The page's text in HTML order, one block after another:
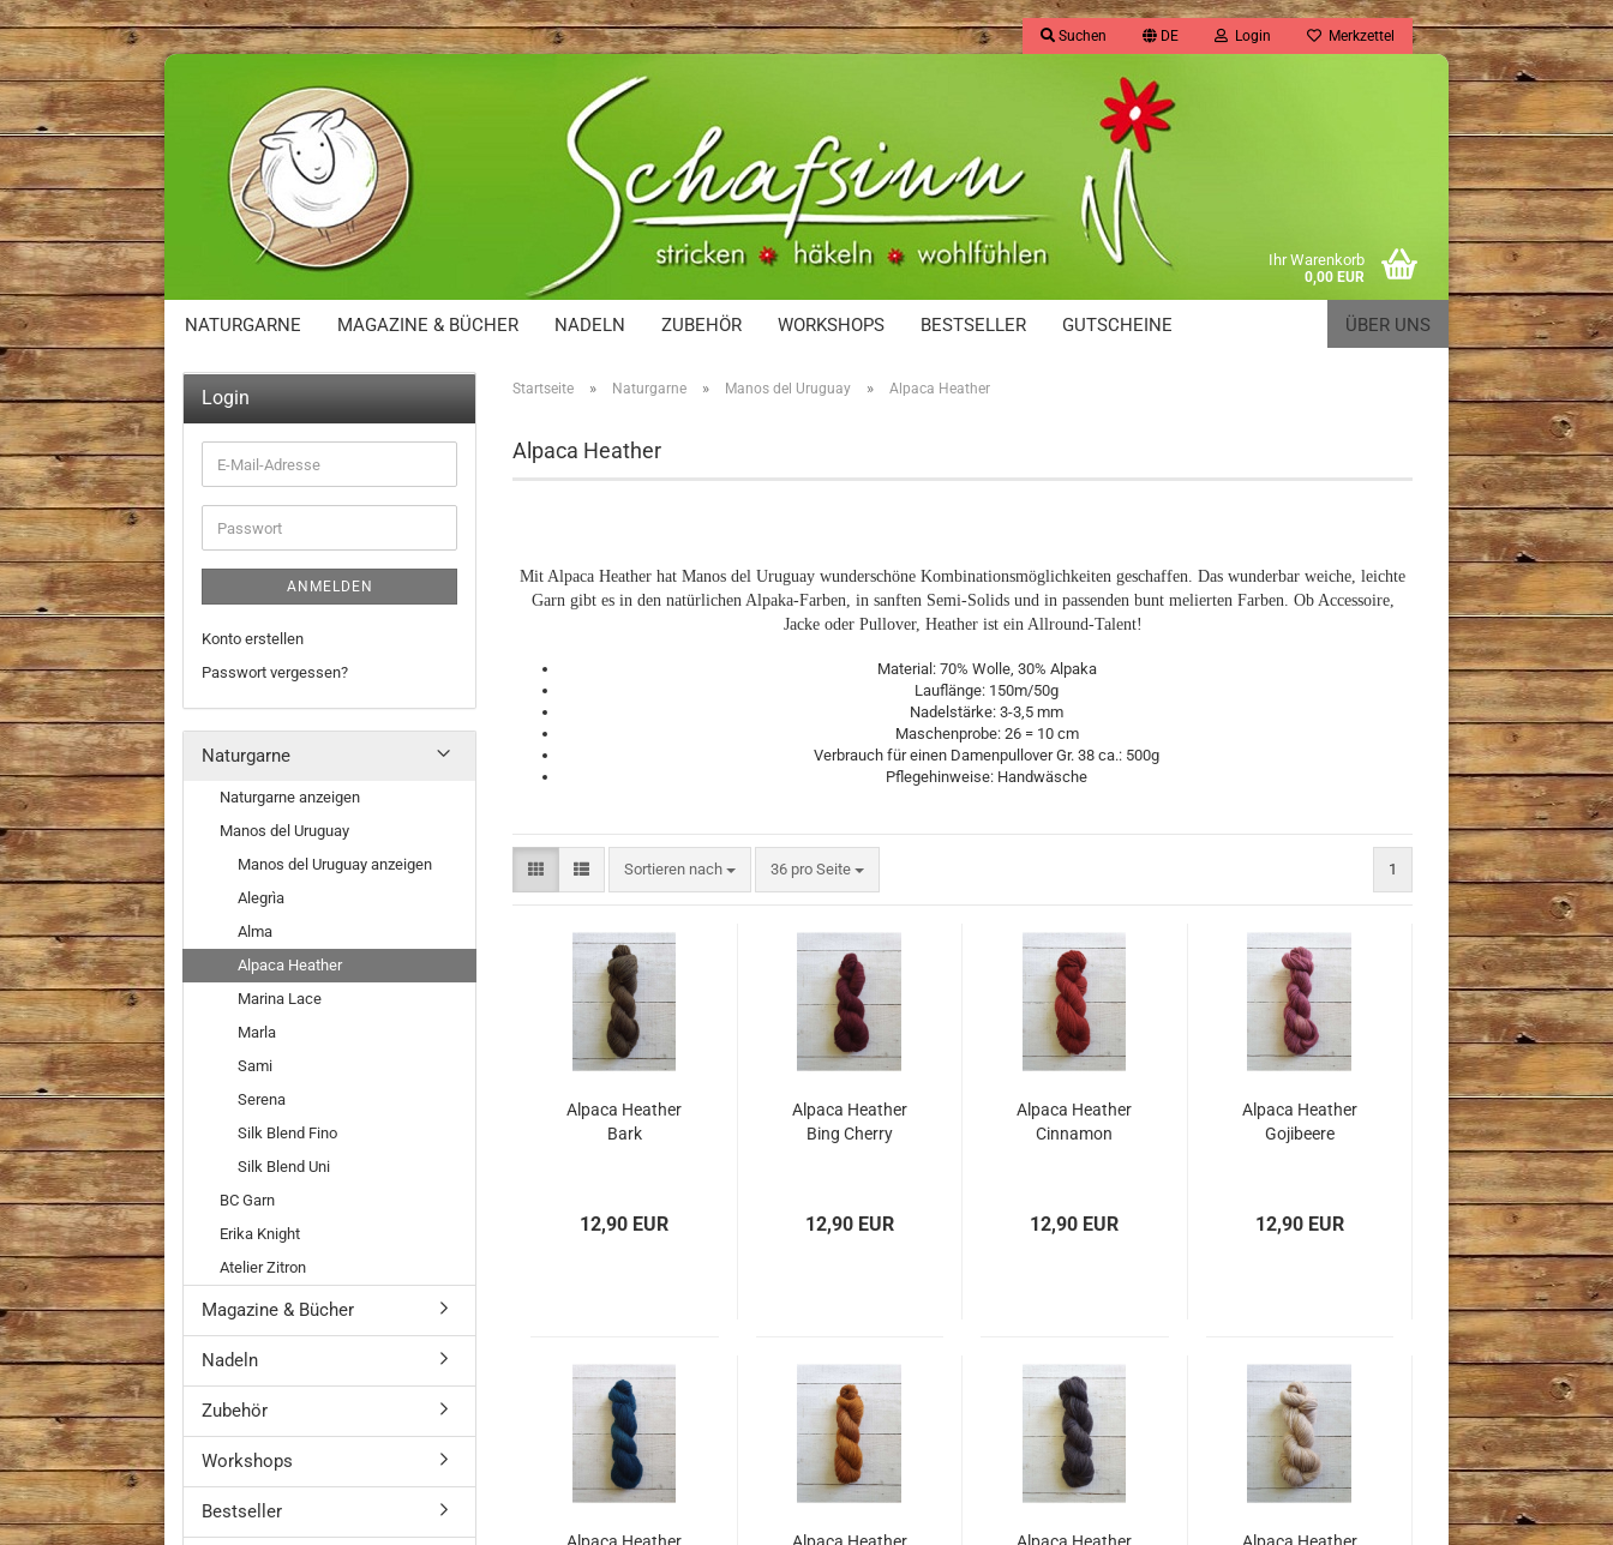
Suchen DE Login Merkzettel
Ihr Warenkorb
0,00 EUR
NATURGARNE MAGAZINE & BÜCHER NADELN ZUBEHÖR WORKSHOPS BESTSELLER GUTSCHEINE ÜBER UNS
Startseite » Naturgarne » Manos del Uruguay » Alpaca Heather
Alpaca Heather
Mit Alpaca Heather hat Manos del Uruguay wunderschöne Kombinationsmöglichkeiten geschaffen. Das wunderbar weiche, leichte
Garn gibt es in den natürlichen Alpaka-Farben, in sanften Semi-Solids und in passenden bunt melierten Farben. Ob Accessoire,
Jacke oder Pullover, Heather ist ein Allround-Talent!
Material: 70% Wolle, 30% Alpaka
Lauflänge: 150m/50g
Nadelstärke: 3-3,5 mm
Maschenprobe: 26 = 10 cm
Verbrauch für einen Damenpullover Gr. 38 ca.: 500g
Pflegehinweise: Handwäsche
Sortieren nach
Sortieren nach 36 pro Seite
pro Seite 1
Alpaca Heather
Bark
12,90 EUR
Alpaca Heather
Bing Cherry
12,90 EUR
Alpaca Heather
Cinnamon
12,90 EUR
Alpaca Heather
Gojibeere
12,90 EUR
Login
E-
Mail-
Adresse
Passwort
ANMELDEN
Konto erstellen
Passwort vergessen?
Naturgarne
Naturgarne anzeigen
Manos del Uruguay
Manos del Uruguay anzeigen
Alegrìa
Alma
Alpaca Heather
Marina Lace
Marla
Sami
Serena
Silk Blend Fino
Silk Blend Uni
BC Garn
Erika Knight
Atelier Zitron
Magazine & Bücher
Nadeln
Zubehör
Workshops
Bestseller